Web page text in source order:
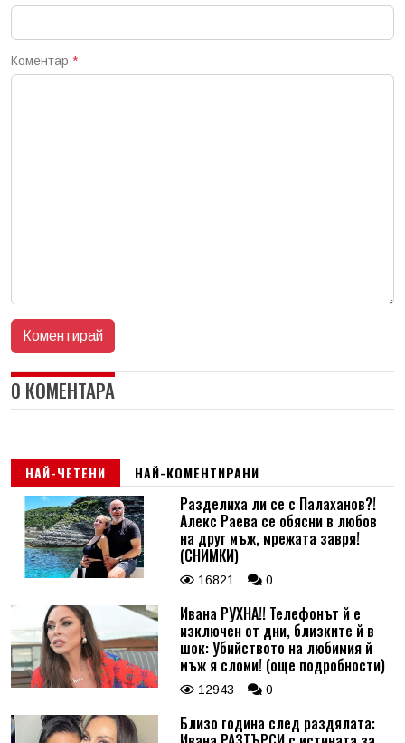
Коментар *
0 КОМЕНТАРА
НАЙ-ЧЕТЕНИ НАЙ-КОМЕНТИРАНИ
Разделиха ли се с Палаханов?!
Алекс Раева се обясни в любов
на друг мъж, мрежата завря!
(СНИМКИ)
16821 0
Ивана РУХНА!! Телефонът й е
изключен от дни, близките й в
шок: Убийството на любимия й
мъж я сломи! (още подробности)
12943 0
Близо година след раздялата: